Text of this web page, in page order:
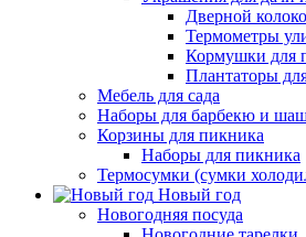
Дверной
Термометры
Кормушки для
Плантаторы
Мебель для сада
Наборы для барбекю и
Корзины для пикника
Наборы для пикника
Термосумки (сумки
Новый год
Новогодняя посуда